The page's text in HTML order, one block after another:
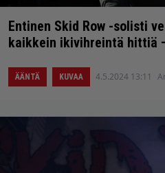
Entinen Skid Row -solisti
kaikkein ikivihreintä hittiä
ÄÄNTÄ KUVAA 4.5.2024 13:11